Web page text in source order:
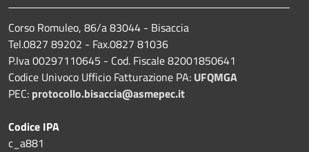
Corso Romuleo, 86/a 83044 - Bisaccia
Tel.0827 89202 - Fax.0827 81036
P.Iva 00297110645 - Cod. Fiscale 82001850641
Codice Univoco Ufficio Fatturazione PA: UFQMGA
PEC: protocollo.bisaccia@asmepec.it
Codice IPA
c_a881